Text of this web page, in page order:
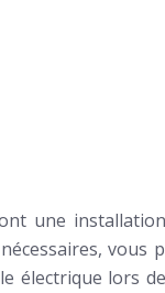
une
électrique lors